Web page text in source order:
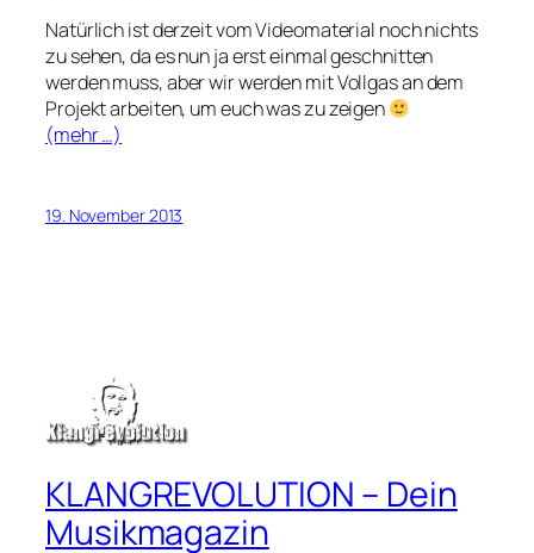
Natürlich ist derzeit vom Videomaterial noch nichts
zu sehen, da es nun ja erst einmal geschnitten
werden muss, aber wir werden mit Vollgas an dem
Projekt arbeiten, um euch was zu zeigen
(mehr …)
19. November 2013
KLANGREVOLUTION – Dein
Musikmagazin